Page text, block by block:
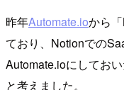
昨年Automate.ioから
ており、Notionでの
Automate.ioにしてお
と考えました。